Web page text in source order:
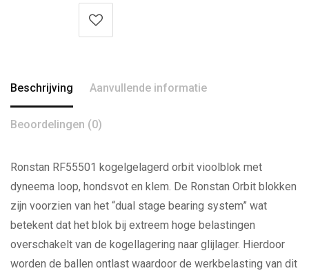
Beschrijving Aanvullende informatie
Beoordelingen (0)
Ronstan RF55501 kogelgelagerd orbit vioolblok met
dyneema loop, hondsvot en klem. De Ronstan Orbit blokken
zijn voorzien van het “dual stage bearing system” wat
betekent dat het blok bij extreem hoge belastingen
overschakelt van de kogellagering naar glijlager. Hierdoor
worden de ballen ontlast waardoor de werkbelasting van dit